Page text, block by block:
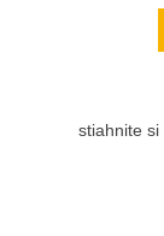
stiahnite